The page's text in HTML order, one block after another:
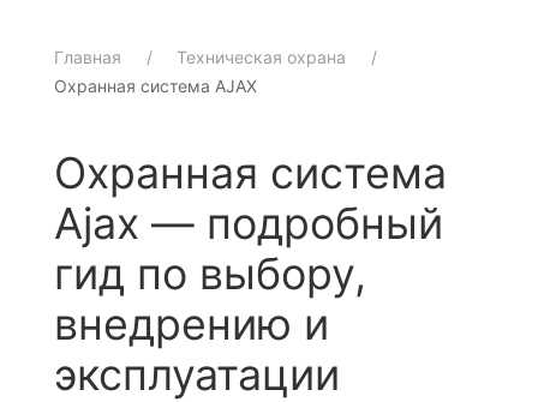
Главная
Техническая охрана
Охранная система AJAX
Охранная система
Ajax — подробный
гид по выбору,
внедрению и
эксплуатации